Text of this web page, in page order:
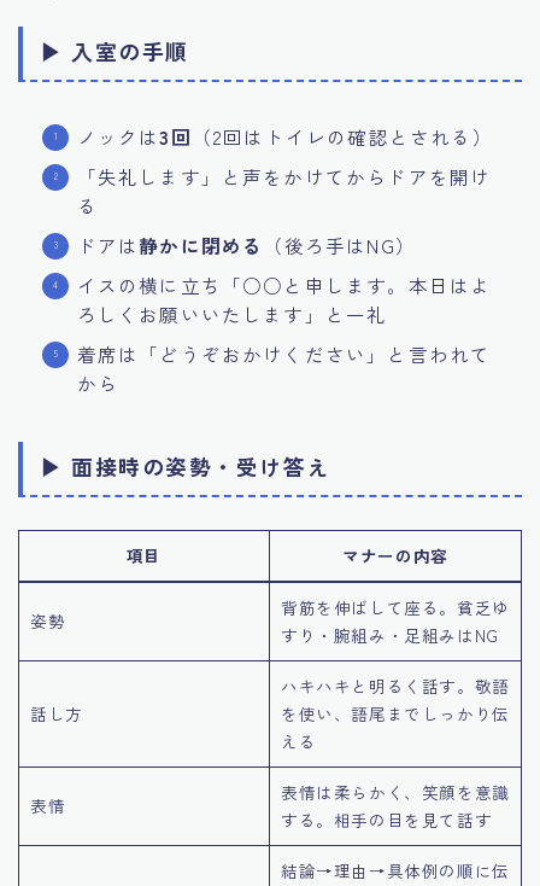
▶ 入室の手順
ノックは3回 （2回はトイレの確認とされる）
「失礼します」と声をかけてからドアを開け
る
ドアは静かに閉める
（後ろ手はNG）
イスの横に立ち「○○と申します。本日はよ
ろしくお願いいたします」と一礼
着席は「どうぞおかけください」と言われて
から
▶ 面接時の姿勢・受け答え
項目 マナーの内容
姿勢
背筋を伸ばして座る。貧乏ゆ
すり・腕組み・足組みはNG
話し方
ハキハキと明るく話す。敬語
を使い、語尾までしっかり伝
える
表情
表情は柔らかく、笑顔を意識
する。相手の目を見て話す
結論→理由→具体例の順に伝